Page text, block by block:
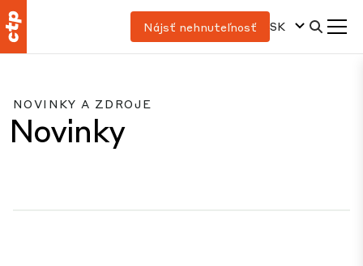
Nájsť nehnuteľnosť SK
NOVINKY A ZDROJE
Novinky